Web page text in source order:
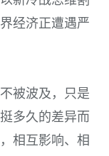
经济正遭遇严
被波及，只是
多久的差异而
相互影响、相